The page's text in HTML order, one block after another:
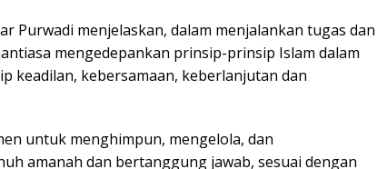
Purwadi menjelaskan, dalam menjalankan tugas dan
mengedepankan prinsip-prinsip Islam dalam
keadilan, kebersamaan, keberlanjutan dan
untuk menghimpun, mengelola, dan
amanah dan bertanggung jawab, sesuai dengan